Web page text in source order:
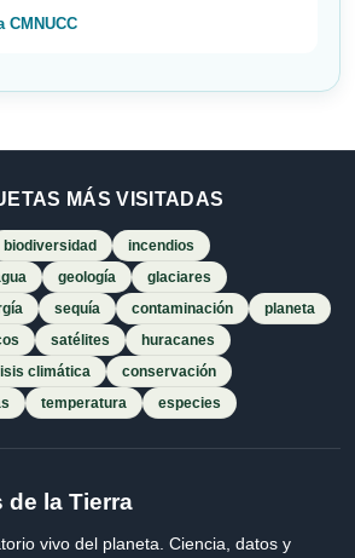
MÁS VISITADAS
biodiversidad
incendios
geología
glaciares
sequía contaminación
planeta
satélites
huracanes
climática
conservación
temperatura especies
de la Tierra
vivo del planeta. Ciencia, datos y